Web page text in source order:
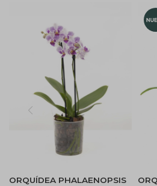
ORQUÍDEA PHALAENOPSIS